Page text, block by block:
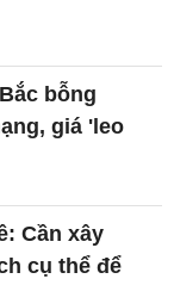
bỗng
giá 'leo
Cần xây
cụ thể để